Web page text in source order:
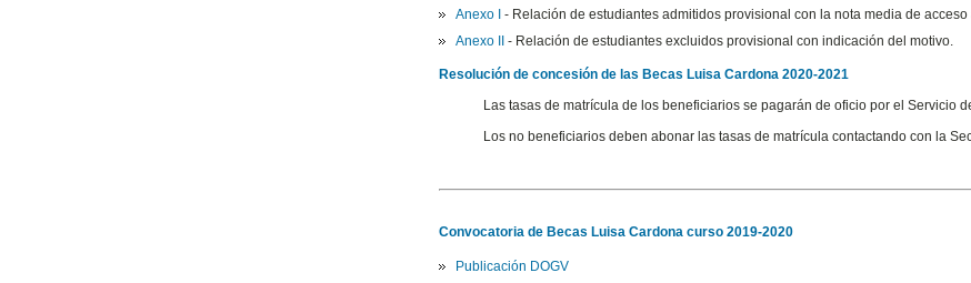
Anexo I
- Relación de estudiantes admitidos provisional con la nota media de
Anexo II
- Relación de estudiantes excluidos provisional con indicación del motivo.
Resolución de concesión de las Becas Luisa Cardona 2020-2021
Las tasas de matrícula de los beneficiarios se pagarán de oficio por el Servicio
Los no beneficiarios deben abonar las tasas de matrícula contactando con la
Convocatoria de Becas Luisa Cardona curso 2019-2020
Publicación DOGV